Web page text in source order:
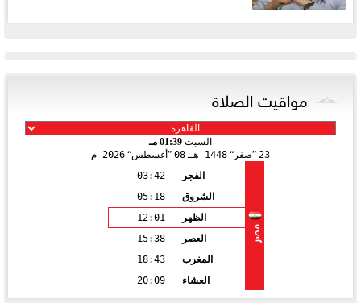
مواقيت الصلاة
السبت 01:39 مـ
23 صفر 1448 هـ 08 أغسطس 2026 م
مصر
الفجر
03:42
الشروق
05:18
الظهر
12:01
العصر
15:38
المغرب
18:43
العشاء
20:09